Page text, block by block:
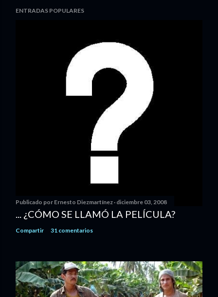
ENTRADAS POPULARES
Publicado por Ernesto Diezmartínez diciembre 03, 2008
... ¿CÓMO SE LLAMÓ LA PELÍCULA?
Compartir 31 comentarios